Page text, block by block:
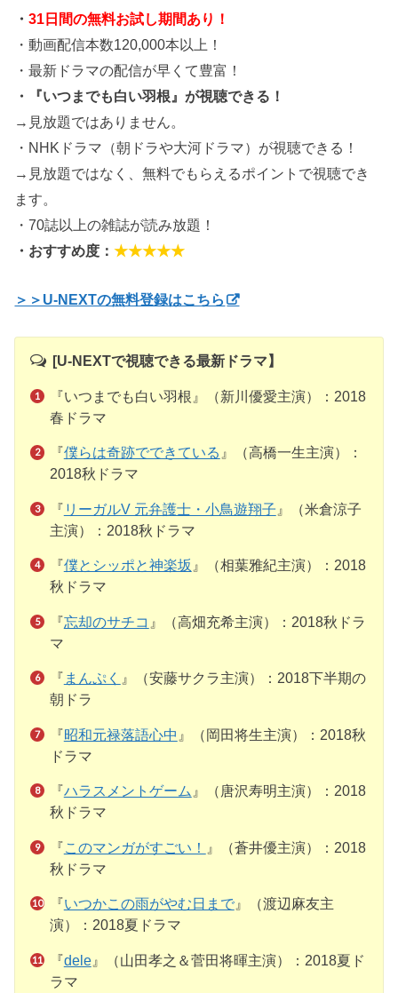
・31日間の無料お試し期間あり！
・動画配信本数120,000本以上！
・最新ドラマの配信が早くて豊富！
・『いつまでも白い羽根』が視聴できる！
→見放題ではありません。
・NHKドラマ（朝ドラや大河ドラマ）が視聴できる！
→見放題ではなく、無料でもらえるポイントで視聴でき
ます。
・70誌以上の雑誌が読み放題！
・おすすめ度：★★★★★
＞＞U-NEXTの無料登録はこちら
[U-NEXTで視聴できる最新ドラマ】
『いつまでも白い羽根』（新川優愛主演）：2018
春ドラマ
『僕らは奇跡でできている 』（高橋一生主演）：
2018秋ドラマ
『 リーガルV 元弁護士・小鳥遊翔子 』（米倉涼子
主演）：2018秋ドラマ
『僕とシッポと神楽坂 』（相葉雅紀主演）：2018
秋ドラマ
『忘却のサチコ 』（高畑充希主演）：2018秋ドラ
マ
『 まんぷく 』（安藤サクラ主演）：2018下半期の
朝ドラ
『昭和元禄落語心中 』（岡田将生主演）：2018秋
ドラマ
『ハラスメントゲーム 』（唐沢寿明主演）：2018
秋ドラマ
『このマンガがすごい！
』（蒼井優主演）：2018
秋ドラマ
『いつかこの雨がやむ日まで』（渡辺麻友主
演）：2018夏ドラマ
『dele』（山田孝之＆菅田将暉主演）：2018夏ド
ラマ